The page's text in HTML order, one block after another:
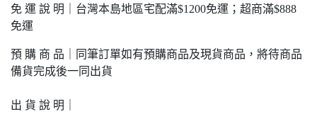
免 運 說 明｜台灣本島地區宅配滿$1200免運；超商滿$888
免運
預 購 商 品｜同筆訂單如有預購商品及現貨商品，將待商品
備貨完成後一同出貨
出 貨 說 明｜